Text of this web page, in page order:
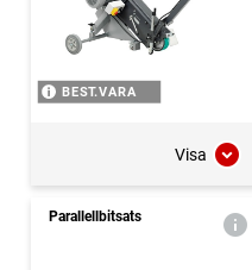
BEST.VARA
Visa
Parallellbitsats